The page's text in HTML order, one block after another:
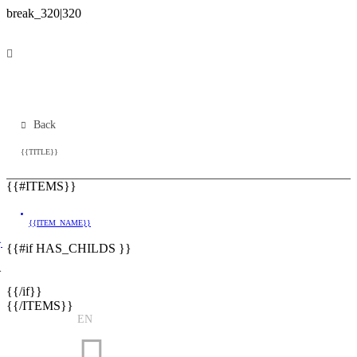
Back
{{TITLE}}
{{#ITEMS}}
{{ITEM_NAME}}
{{#if HAS_CHILDS }}
{{/if}}
{{/ITEMS}}
EN